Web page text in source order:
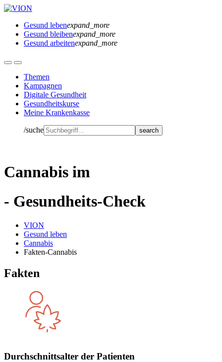
Gesund lebenexpand_more
Gesund bleibenexpand_more
Gesund arbeitenexpand_more
Themen
Kampagnen
Digitale Gesundheit
Gesundheitskurse
Meine Krankenkasse
/suche
Cannabis im
- Gesundheits-Check
VION
Gesund leben
Cannabis
Fakten-Cannabis
Fakten
Durchschnittsalter der Patienten